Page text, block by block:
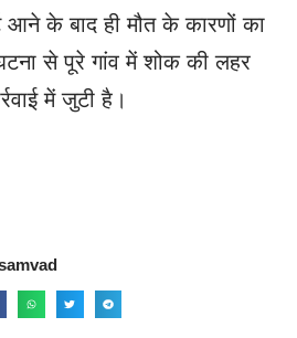
आने के बाद ही मौत के कारणों का
से पूरे गांव में शोक की लहर
में जुटी है।